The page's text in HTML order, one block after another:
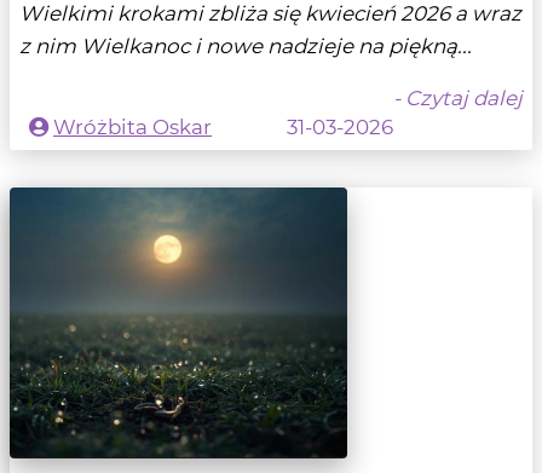
Wielkimi krokami zbliża się kwiecień 2026 a wraz
z nim Wielkanoc i nowe nadzieje na piękną...
- Czytaj dalej
Wróżbita Oskar
31-03-2026